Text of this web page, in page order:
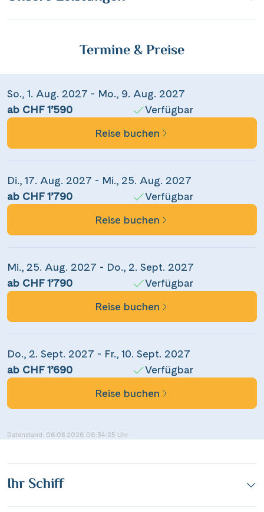
Moselidylle & Rheinpanorama
Facebook
per E-Mail senden
Link kopieren
Termine & Preise
So., 1. Aug. 2027 - Mo., 9. Aug. 2027
ab CHF 1’590
Verfügbar
Reise buchen
Di., 17. Aug. 2027 - Mi., 25. Aug. 2027
ab CHF 1’790
Verfügbar
Reise buchen
Mi., 25. Aug. 2027 - Do., 2. Sept. 2027
ab CHF 1’790
Verfügbar
Reise buchen
Do., 2. Sept. 2027 - Fr., 10. Sept. 2027
ab CHF 1’690
Verfügbar
Reise buchen
Datenstand: 06.08.2026 06:34:25 Uhr
Ihr Schiff
Dieser Inhalt wird von einem Drittanbieter gehostet. Durch das Zeigen der
externen Inhalte akzeptierst du die
Nutzungsbedingungen
youtube.com.